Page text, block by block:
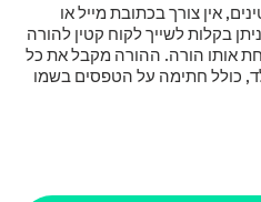
אין צורך בכתובת מייל או
בקלות לשייך לקוח קטין להורה
אותו הורה. ההורה מקבל את כל
כולל חתימה על הטפסים בשמו